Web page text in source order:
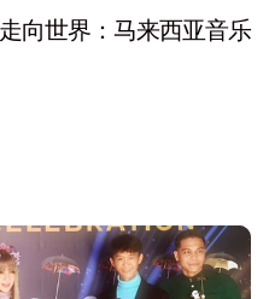
向世界：马来西亚音乐